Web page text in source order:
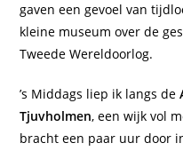
gaven een gevoel van
kleine museum over de
Tweede Wereldoorlog.
’s Middags liep ik langs de
Tjuvholmen, een wijk vol
bracht een paar uur door